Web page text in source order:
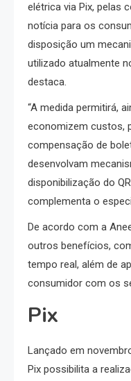
elétrica via Pix, pelas
notícia para os
disposição um
utilizado atualmente
destaca.
“A medida permitirá,
economizem custos,
compensação de
desenvolvam
disponibilização do
complementa o
De acordo com a
outros benefícios,
tempo real, além de
consumidor com os
Pix
Lançado em
Pix possibilita a